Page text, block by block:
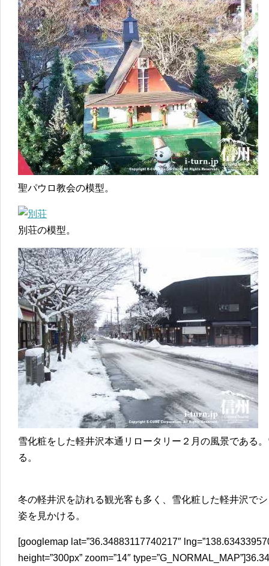
聖パウロ教会の模型。
別荘の模型。
雪化粧をした軽井沢本通リロータリー２月の風景である
る。
冬の軽井沢を訪れる観光客も多く、雪化粧した軽井沢で
姿を見かける。
[googlemap lat=”36.34883117740217″
height=”300px” zoom=”14″